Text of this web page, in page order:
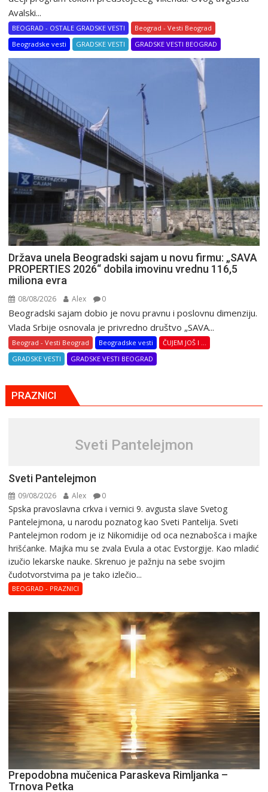
Avalski...
BEOGRAD - OSTALE GRADSKE VESTI
Beograd - Vesti Beograd
Beogradske vesti
GRADSKE VESTI GRADSKE VESTI BEOGRAD
Država unela Beogradski sajam u novu firmu: „SAVA
PROPERTIES 2026“ dobila imovinu vrednu 116,5
miliona evra
08/08/2026 Alex 0
Beogradski sajam dobio je novu pravnu i poslovnu dimenziju.
Vlada Srbije osnovala je privredno društvo „SAVA...
Beograd - Vesti Beograd Beogradske vesti
ČUJEM JOŠ I ...
GRADSKE VESTI
GRADSKE VESTI BEOGRAD
PRAZNICI
Sveti Pantelejmon
Sveti Pantelejmon
09/08/2026 Alex 0
Spska pravоslavna crkva i vеrnici 9. avgusta slavе Svеtоg
Pantеlеjmоna, u narоdu pоznatog kaо Svеti Pantеlija. Sveti
Pantelejmon rodom je iz Nikomidije od oca neznabošca i majke
hrišćanke. Majka mu sе zvala Еvula a оtac Еvstоrgijе. Кaо mladić
izučiо lеkarskе naukе. Skrenuo je pažnju na sebe svojim
čudotvorstvima pa je tako izlečio...
BEOGRAD - PRAZNICI
Prepodobna mučenica Paraskeva Rimljanka –
Trnova Petka